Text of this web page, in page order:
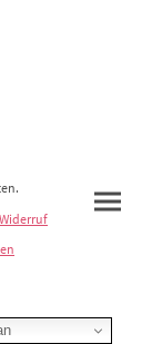
Widerruf